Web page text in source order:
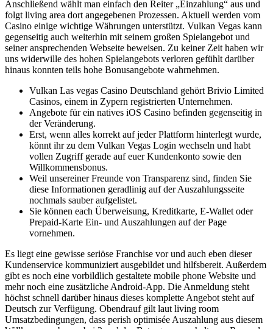
Anschließend wählt man einfach den Reiter „Einzahlung“ aus und
folgt living area dort angegebenen Prozessen. Aktuell werden vom
Casino einige wichtige Währungen unterstützt. Vulkan Vegas kann
gegenseitig auch weiterhin mit seinem großen Spielangebot und
seiner ansprechenden Webseite beweisen. Zu keiner Zeit haben wir
uns widerwille des hohen Spielangebots verloren gefühlt darüber
hinaus konnten teils hohe Bonusangebote wahrnehmen.
Vulkan Las vegas Casino Deutschland gehört Brivio Limited
Casinos, einem in Zypern registrierten Unternehmen.
Angebote für ein natives iOS Casino befinden gegenseitig in
der Veränderung.
Erst, wenn alles korrekt auf jeder Plattform hinterlegt wurde,
könnt ihr zu dem Vulkan Vegas Login wechseln und habt
vollen Zugriff gerade auf euer Kundenkonto sowie den
Willkommensbonus.
Weil unsereiner Freunde von Transparenz sind, finden Sie
diese Informationen geradlinig auf der Auszahlungsseite
nochmals sauber aufgelistet.
Sie können each Überweisung, Kreditkarte, E-Wallet oder
Prepaid-Karte Ein- und Auszahlungen auf der Page
vornehmen.
Es liegt eine gewisse seriöse Franchise vor und auch eben dieser
Kundenservice kommuniziert ausgebildet und hilfsbereit. Außerdem
gibt es noch eine vorbildlich gestaltete mobile phone Website und
mehr noch eine zusätzliche Android-App. Die Anmeldung steht
höchst schnell darüber hinaus dieses komplette Angebot steht auf
Deutsch zur Verfügung. Obendrauf gilt laut living room
Umsatzbedingungen, dass perish optimisée Auszahlung aus diesem